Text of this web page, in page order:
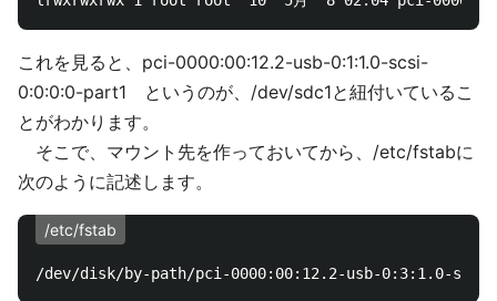
これを見ると、pci-0000:00:12.2-usb-0:1:1.0-scsi-
0:0:0:0-part1 というのが、/dev/sdc1と紐付いているこ
とがわかります。
そこで、マウント先を作っておいてから、/etc/fstabに
次のように記述します。
/etc/fstab